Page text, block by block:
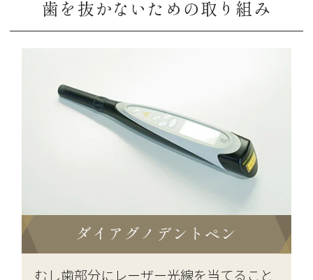
歯を抜かないための取り組み
ダイアグノデントペン
むし歯部分にレーザー光線を当てること